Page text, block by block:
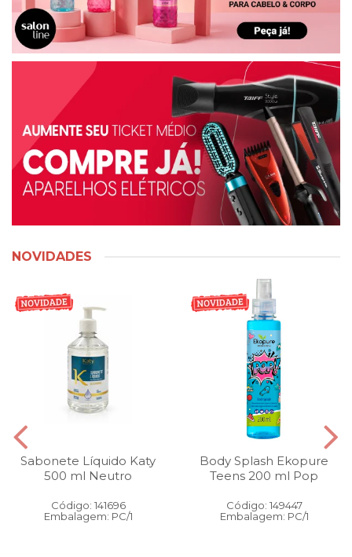
NOVIDADES
Sabonete Líquido Katy
500 ml Neutro
Código: 141696
Embalagem: PC/1
Body Splash Ekopure
Teens 200 ml Pop
Código: 149447
Embalagem: PC/1